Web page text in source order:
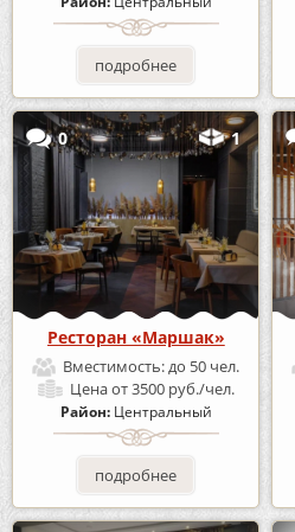
подробнее
0 1
Ресторан «Маршак»
Вместимость:до 50 чел.
Ценаот 3500 руб./чел.
Район: Центральный
подробнее